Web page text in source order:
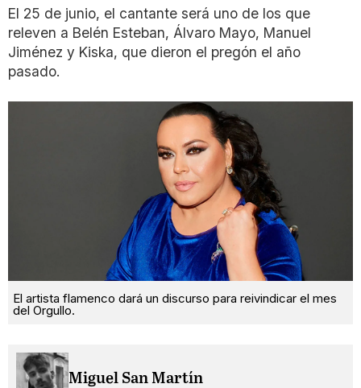
El 25 de junio, el cantante será uno de los que
releven a Belén Esteban, Álvaro Mayo, Manuel
Jiménez y Kiska, que dieron el pregón el año
pasado.
El artista flamenco dará un discurso para reivindicar el mes
del Orgullo.
Miguel San Martín